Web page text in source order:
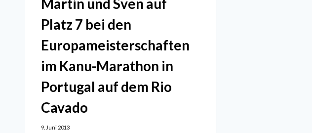
Martin und Sven auf
Platz 7 bei den
Europameisterschaften
im Kanu-Marathon in
Portugal auf dem Rio
Cavado
9. Juni 2013